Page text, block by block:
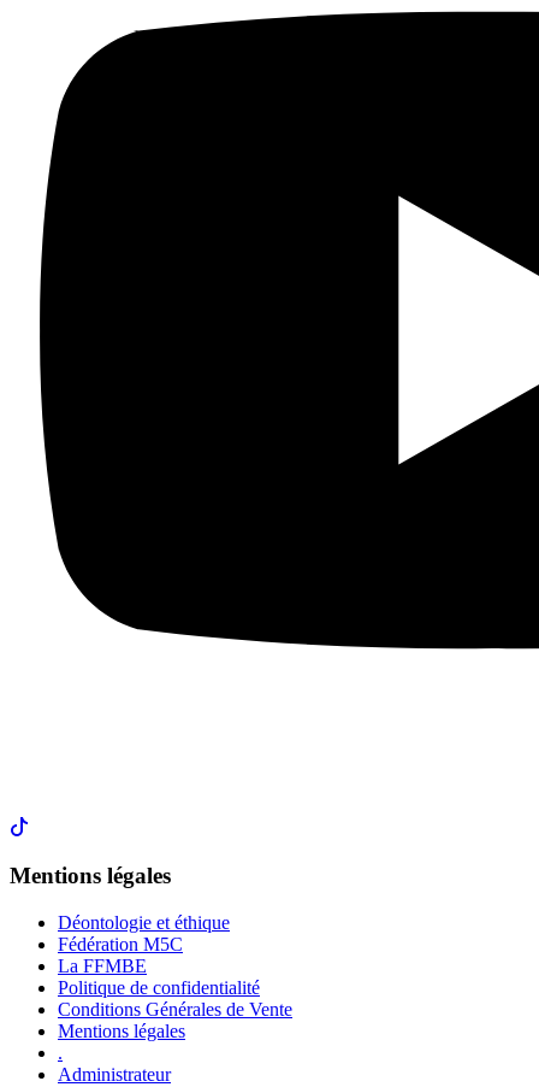
Mentions légales
Déontologie et éthique
Fédération M5C
La FFMBE
Politique de confidentialité
Conditions Générales de Vente
Mentions légales
.
Administrateur